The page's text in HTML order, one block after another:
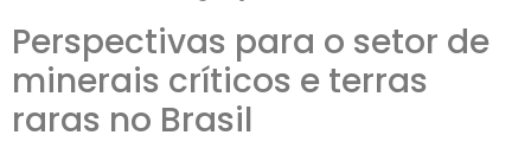
Perspectivas para o setor de
minerais críticos e terras
raras no Brasil